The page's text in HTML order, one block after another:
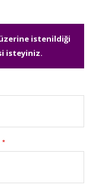
istenildiği
isteyiniz.